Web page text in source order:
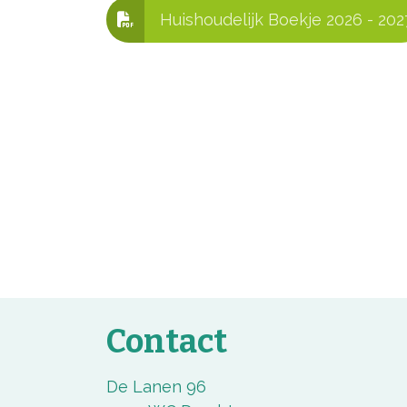
Huishoudelijk Boekje 2026 -
Contact
De Lanen 96